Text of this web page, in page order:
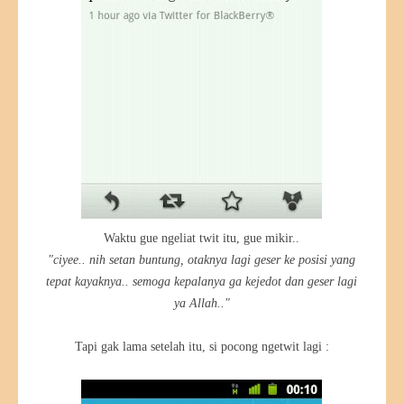
Waktu gue ngeliat twit itu, gue mikir..
"ciyee.. nih setan buntung, otaknya lagi geser ke posisi yang
tepat kayaknya.. semoga kepalanya ga kejedot dan geser lagi
ya Allah.."
Tapi gak lama setelah itu, si pocong ngetwit lagi :